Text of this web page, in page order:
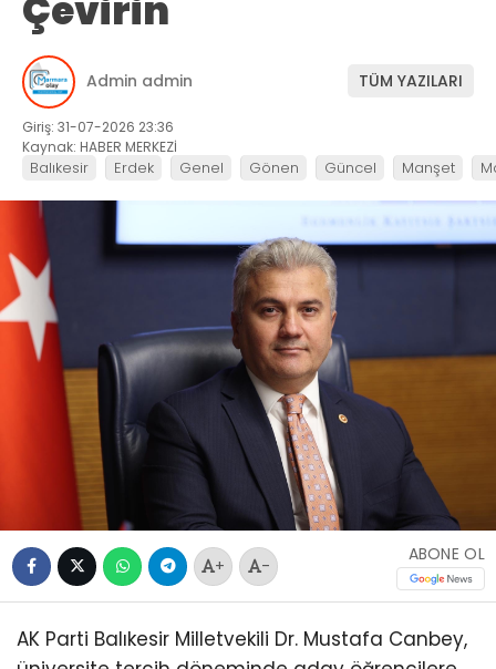
Çevirin
Admin admin TÜM YAZILARI
Giriş: 31-07-2026 23:36
Kaynak: HABER MERKEZİ
Balıkesir Erdek Genel Gönen Güncel Manşet
+ -
ABONE OL
AK Parti Balıkesir Milletvekili Dr. Mustafa Canbey,